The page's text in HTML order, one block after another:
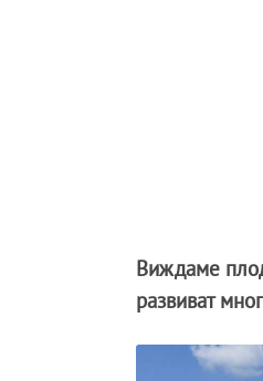
Виждаме
развиват